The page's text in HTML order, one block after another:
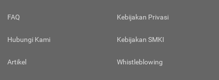
FAQ
Hubungi Kami
Artikel
Kebijakan Privasi
Kebijakan SMKI
Whistleblowing